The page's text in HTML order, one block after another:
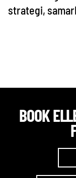
strategi,
BOOK